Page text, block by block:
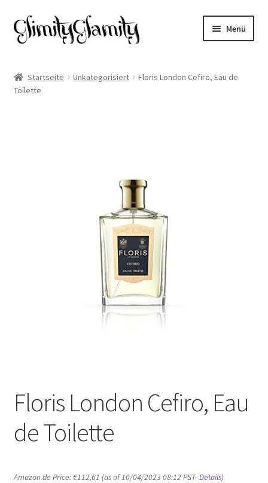
Zur
Navigation
Zum
Inhalt
Menü
Cookie-Richtlinie (EU)
Startseite Unkategorisiert
Floris London Cefiro, Eau de
Toilette
Floris London Cefiro, Eau
de Toilette
Amazon.de Price:€112,61 (as of 10/04/2023 08:12 PST-Details)